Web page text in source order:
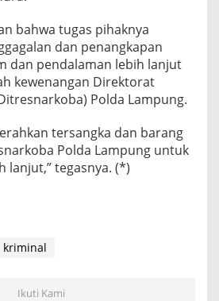
k
t
d
a
n
a
t
u
T
n
a
bahwa tugas pihaknya
dan penangkapan
dan pendalaman lebih lanjut
kewenangan Direktorat
Polda Lampung.
tersangka dan barang
Polda Lampung untuk
lanjut,” tegasnya. (*)
kriminal
Ikuti Kami